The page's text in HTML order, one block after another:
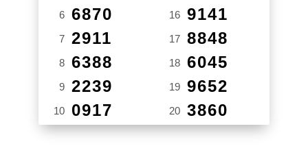
6 6870
7 2911
8 6388
9 2239
10 0917
16 9141
17 8848
18 6045
19 9652
20 3860